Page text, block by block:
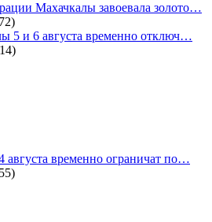
Махачкалы завоевала золото…
5 и 6 августа временно отключ…
августа временно ограничат по…